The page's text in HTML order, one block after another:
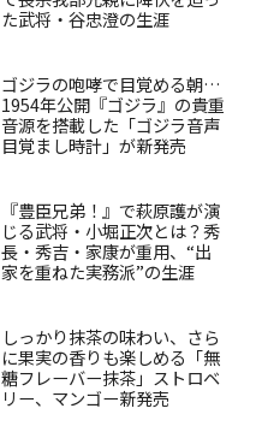
た武将・谷忠澄の生涯
ゴジラの咆哮で目覚める朝…
1954年公開『ゴジラ』の貴重
音源を搭載した「ゴジラ音声
目覚まし時計」が新発売
『豊臣兄弟！』で萩原護が演
じる武将・小堀正次とは？秀
長・秀吉・家康が重用、“出
家を重ねた実務派”の生涯
しっかり抹茶の味わい、さら
に果実の香りも楽しめる「無
糖フレーバー抹茶」ストロベ
リー、マンゴー新発売